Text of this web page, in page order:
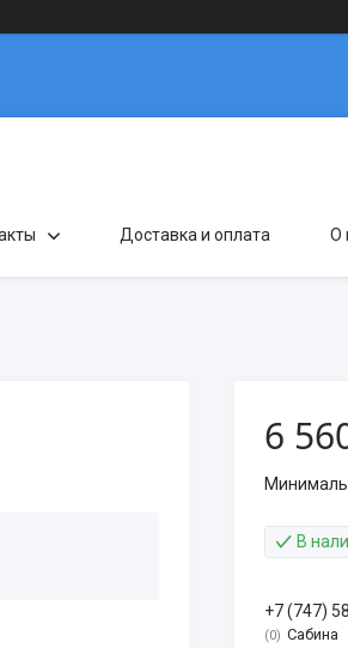
Доставка и оплата О
6
В
+7 (747)
0 Сабина